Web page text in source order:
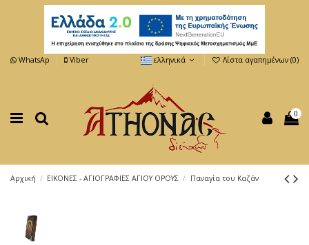
WhatsAp Viber ελληνικά Λίστα αγαπημένων (0)
0
Αρχική ΕΙΚΟΝΕΣ - ΑΓΙΟΓΡΑΦΙΕΣ ΑΓΙΟΥ ΟΡΟΥΣ Παναγία του Καζάν